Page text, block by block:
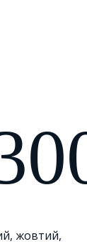
,жовтий,